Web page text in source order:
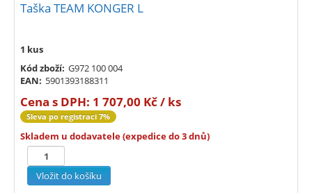
Taška TEAM KONGER L
1 kus
Kód zboží: G972 100 004
EAN: 5901393188311
Cena s DPH: 1 707,00 Kč / ks
Sleva po registraci 7%
Skladem u dodavatele (expedice do 3 dnů)